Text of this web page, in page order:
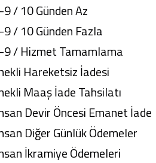
9 / 10 Günden Az
9 / 10 Günden Fazla
9 / Hizmet Tamamlama
Hareketsiz İadesi
Maaş İade Tahsilatı
Devir Öncesi Emanet İade
Diğer Günlük Ödemeler
İkramiye Ödemeleri